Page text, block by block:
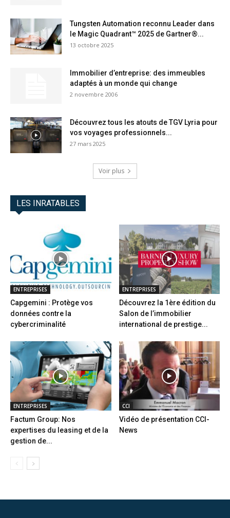
Tungsten Automation reconnu Leader dans
le Magic Quadrant™ 2025 de Gartner®...
13 octobre 2025
Immobilier d’entreprise: des immeubles
adaptés à un monde qui change
2 novembre 2006
Découvrez tous les atouts de TGV Lyria pour
vos voyages professionnels...
27 mars 2025
Voir plus
LES INRATABLES
ENTREPRISES
Capgemini : Protège vos
données contre la
cybercriminalité
ENTREPRISES
Découvrez la 1ère édition du
Salon de l’immobilier
international de prestige...
ENTREPRISES
Factum Group: Nos
expertises du leasing et de la
gestion de...
CCI
Vidéo de présentation CCI-
News